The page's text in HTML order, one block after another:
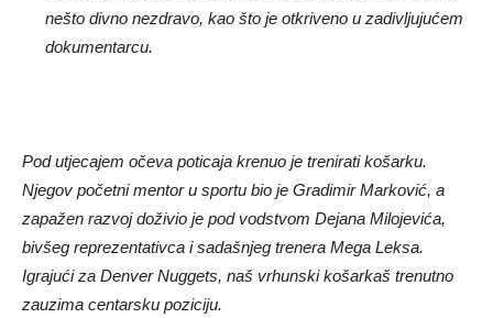
nešto divno nezdravo, kao što je otkriveno u zadivljujućem
dokumentarcu.
Pod utjecajem očeva poticaja krenuo je trenirati košarku.
Njegov početni mentor u sportu bio je Gradimir Marković, a
zapažen razvoj doživio je pod vodstvom Dejana Milojevića,
bivšeg reprezentativca i sadašnjeg trenera Mega Leksa.
Igrajući za Denver Nuggets, naš vrhunski košarkaš trenutno
zauzima centarsku poziciju.